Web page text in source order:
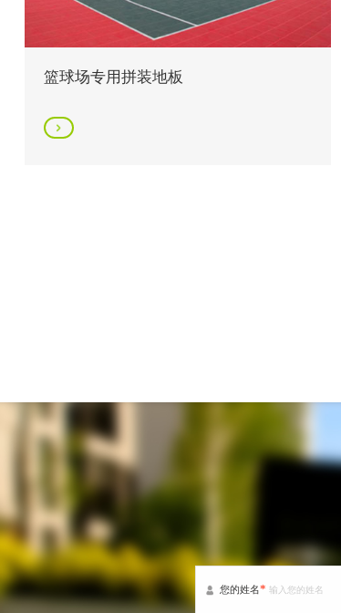
篮球场专用拼装地板
您的姓名*